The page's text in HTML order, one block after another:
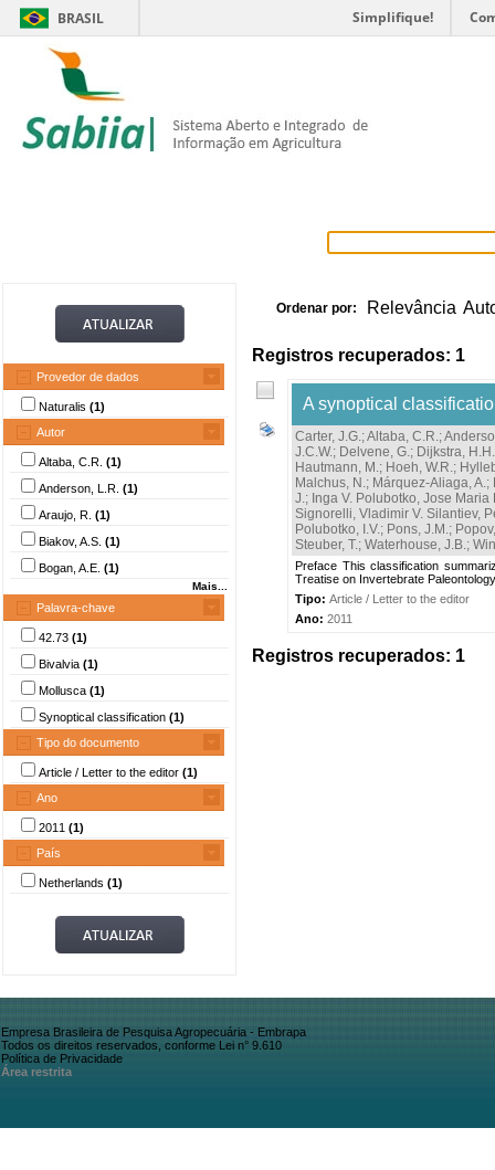
BRASIL Simplifique!
Provedor de dados
Naturalis (1)
Autor
Altaba, C.R. (1)
Anderson, L.R. (1)
Araujo, R. (1)
Biakov, A.S. (1)
Bogan, A.E. (1)
Mais...
Palavra-chave
42.73 (1)
Bivalvia (1)
Mollusca (1)
Synoptical classification (1)
Tipo do documento
Article / Letter to the editor (1)
Ano
2011 (1)
País
Netherlands (1)
Ordenar por: Relevância
Registros recuperados: 1
A synoptical
Carter, J.G.;Altaba, C.R.;
J.C.W.; Delvene, G.; Dijkstra, H.H.
Hautmann, M.; Hoeh, W.R.;
Malchus, N.; Márquez-Aliaga, A.;
J.; Inga V. Polubotko, Jose
Signorelli, Vladimir V. Silantiev,
Polubotko, I.V.; Pons, J.M.;
Steuber, T.; Waterhouse, J.B.;
Preface This classification
Treatise on Invertebrate
Tipo: Article / Letter to the editor
Ano: 2011
Registros recuperados: 1
Empresa Brasileira de Pesquisa Agropecuária - Embrapa
Todos os direitos reservados, conforme Lei n° 9.610
Política de Privacidade
Área restrita